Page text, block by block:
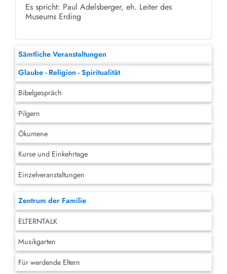
Es spricht: Paul Adelsberger, eh. Leiter des
Museums Erding
Sämtliche Veranstaltungen
Glaube - Religion - Spiritualität
Bibelgespräch
Pilgern
Ökumene
Kurse und Einkehrtage
Einzelveranstaltungen
Zentrum der Familie
ELTERNTALK
Musikgarten
Für werdende Eltern